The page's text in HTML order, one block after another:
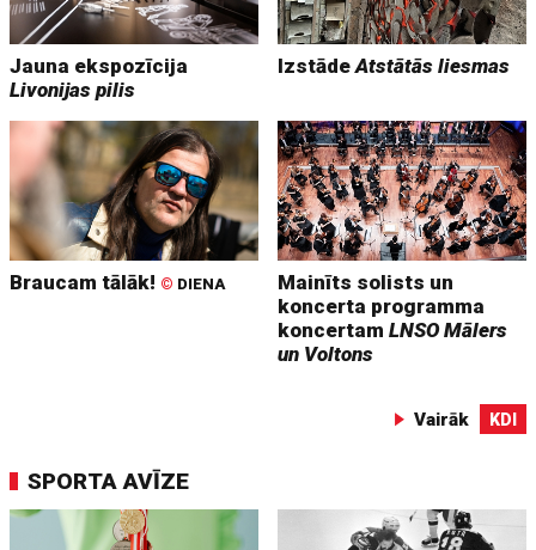
Jauna ekspozīcija
Livonijas pilis
IzstādeAtstātās liesmas
Braucam tālāk! © DIENA
Mainīts solists un
koncerta programma
koncertamLNSO Mālers
un Voltons
Vairāk KDI
SPORTA AVĪZE